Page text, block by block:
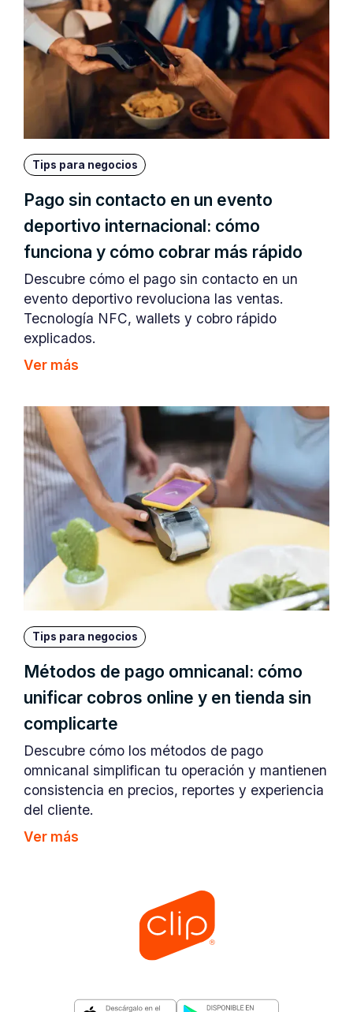
Tips para negocios
Pago sin contacto en un evento
deportivo internacional: cómo
funciona y cómo cobrar más rápido
Descubre cómo el pago sin contacto en un
evento deportivo revoluciona las ventas.
Tecnología NFC, wallets y cobro rápido
explicados.
Ver más
Tips para negocios
Métodos de pago omnicanal: cómo
unificar cobros online y en tienda sin
complicarte
Descubre cómo los métodos de pago
omnicanal simplifican tu operación y mantienen
consistencia en precios, reportes y experiencia
del cliente.
Ver más